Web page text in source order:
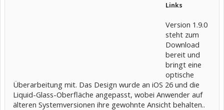
Links
Version 1.9.0
steht zum
Download
bereit und
bringt eine
optische
Überarbeitung mit. Das Design wurde an iOS 26 und die
Liquid-Glass-Oberfläche angepasst, wobei Anwender auf
älteren Systemversionen ihre gewohnte Ansicht behalten..